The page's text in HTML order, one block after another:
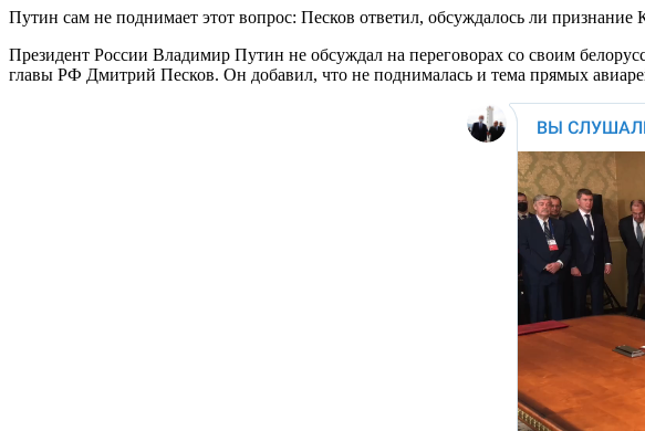
Путин сам не поднимает этот вопрос: Песков ответил, обсуждалось ли
Президент России Владимир Путин не обсуждал на переговорах со своим
главы РФ Дмитрий Песков. Он добавил, что не поднималась и тема прямых